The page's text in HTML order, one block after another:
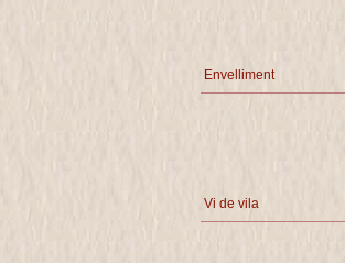
Envelliment
Vi de vila